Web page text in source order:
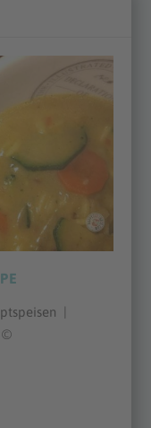
|
©